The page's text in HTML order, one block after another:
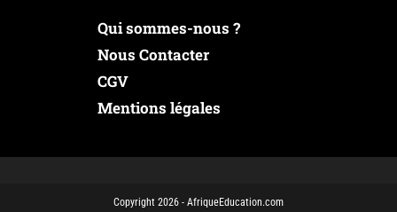
Qui sommes-nous ?
Nous Contacter
CGV
Mentions légales
Copyright 2026 - AfriqueEducation.com